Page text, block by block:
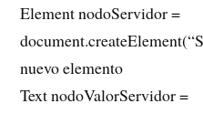
Element nodoServidor =
nuevo elemento
Text nodoValorServidor =